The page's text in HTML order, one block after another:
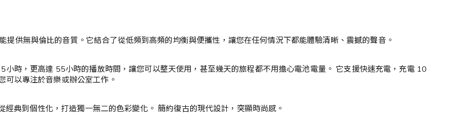
提供無與倫比的音質。它結合了從低頻到高頻的均衡與便攜性，讓您在任何情況下都能體驗清晰、震撼的聲音。
小時，更高達 55小時的播放時間，讓您可以整天使用，甚至幾天的旅程都不用擔心電池電量。 它支援快速充電，充電 10
可以專注於音樂或辦公室工作。
典到個性化，打造獨一無二的色彩變化。 簡約復古的現代設計，突顯時尚感。